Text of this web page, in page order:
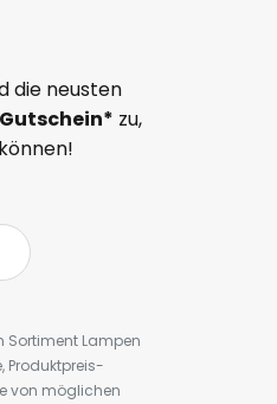
die neusten
zu,
Sortiment Lampen
Produktpreis-
von möglichen